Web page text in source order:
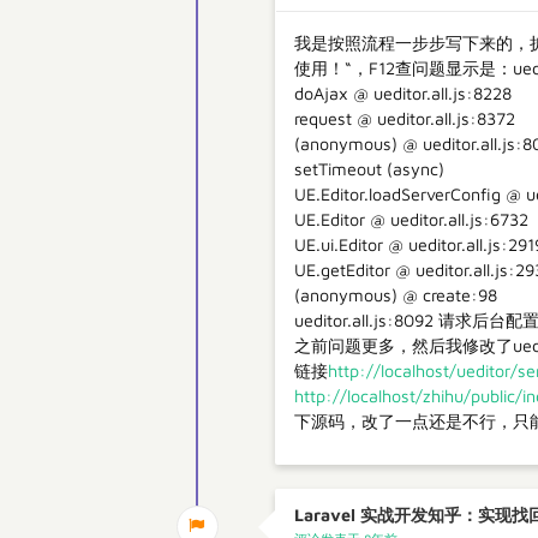
我是按照流程一步步写下来的
使用！“，F12查问题显示是：
doAjax @ ueditor.all.js:8228
request @ ueditor.all.js:8372
(anonymous) @
setTimeout (async)
UE.Editor.loadServerConfig @
UE.Editor @ ueditor.all.js:6732
UE.ui.Editor @
UE.getEditor @
(anonymous) @ create:98
ueditor.all.js:8092 请求后台配
之前问题更多，然后我修改了
链接http://localhost/ueditor/
http://localhost/zhihu/public/
下源码，改了一点还是不行，只
Laravel 实战开发知乎：实现找